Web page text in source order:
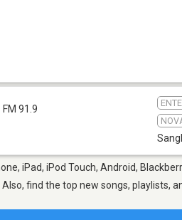
FM 91.9
iPad, iPod Touch, Android,
find the top new songs, playlists,